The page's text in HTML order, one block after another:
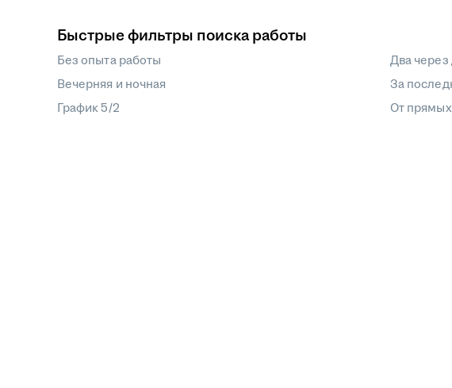
Быстрые фильтры поиска работы
Без опыта работы
Вечерняя и ночная
График 5/2
Два через
За
От